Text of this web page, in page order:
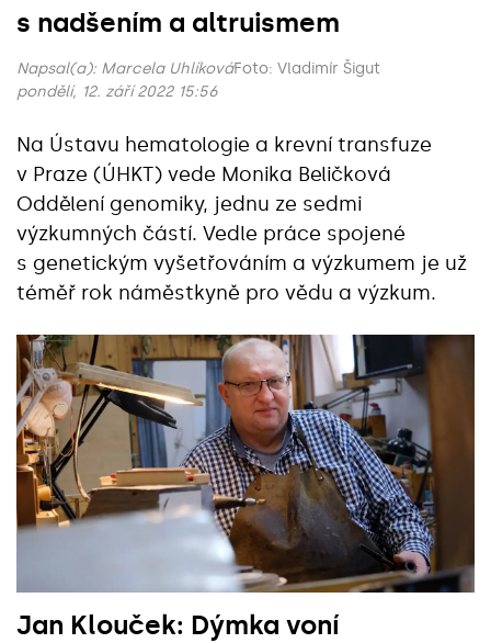
s nadšením a altruismem
Napsal(a): Marcela UhlíkováFoto: Vladimír Šigut
pondělí, 12. září 2022 15:56
Na Ústavu hematologie a krevní transfuze
v Praze (ÚHKT) vede Monika Beličková
Oddělení genomiky, jednu ze sedmi
výzkumných částí. Vedle práce spojené
s genetickým vyšetřováním a výzkumem je už
téměř rok náměstkyně pro vědu a výzkum.
Jan Klouček: Dýmka voní